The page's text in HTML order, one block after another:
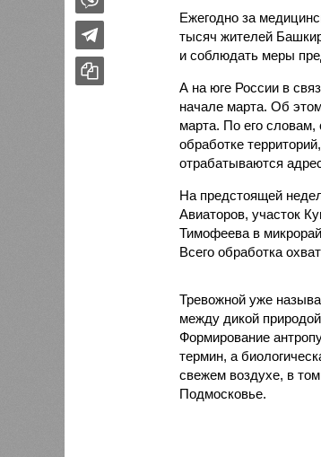
Ежегодно за
тысяч жителей
и соблюдать меры
А на юге России в
начале марта. Об
марта. По его
обработке
отрабатываются
На предстоящей
Авиаторов, участок
Тимофеева в
Всего обработка
Тревожной уже
между дикой
Формирование
термин, а
свежем воздухе, в
Подмосковье.